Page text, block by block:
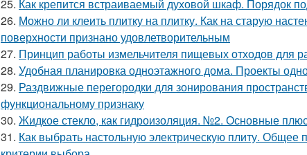
25. Как крепится встраиваемый духовой шкаф. Порядок
26. Можно ли клеить плитку на плитку. Как на старую
поверхности признано удовлетворительным
27. Принцип работы измельчителя пищевых отходов для
28. Удобная планировка одноэтажного дома. Проекты
29. Раздвижные перегородки для зонирования
функциональному признаку
30. Жидкое стекло, как гидроизоляция. №2. Основные
31. Как выбрать настольную электрическую плиту. Общее